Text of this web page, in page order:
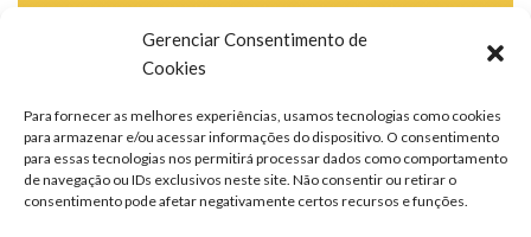
Gerenciar Consentimento de
Cookies
Para fornecer as melhores experiências, usamos tecnologias como cookies
para armazenar e/ou acessar informações do dispositivo. O consentimento
para essas tecnologias nos permitirá processar dados como comportamento
de navegação ou IDs exclusivos neste site. Não consentir ou retirar o
consentimento pode afetar negativamente certos recursos e funções.